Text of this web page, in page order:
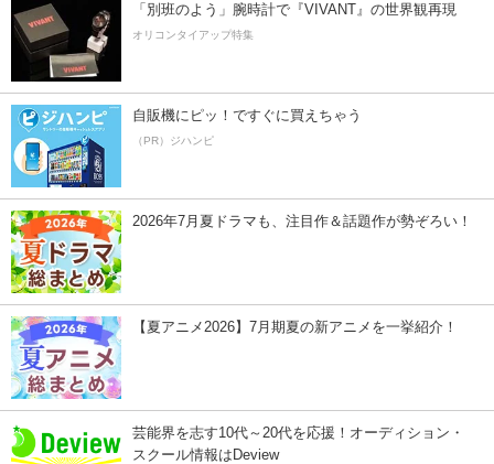
「別班のよう」腕時計で『VIVANT』の世界観再現
オリコンタイアップ特集
自販機にピッ！ですぐに買えちゃう
（PR）ジハンピ
2026年7月夏ドラマも、注目作＆話題作が勢ぞろい！
【夏アニメ2026】7月期夏の新アニメを一挙紹介！
芸能界を志す10代～20代を応援！オーディション・
スクール情報はDeview